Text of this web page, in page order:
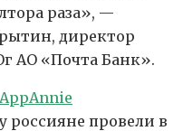
раза», —
директор
АО «Почта Банк».
AppAnnie
россияне провели в